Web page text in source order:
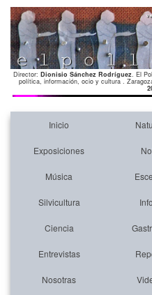
Director: Dionisio Sánchez Rodríguez. El
política, información, ocio y cultura .
Inicio
Exposiciones
Música
Silvicultura
Ciencia
Entrevistas
Nosotras